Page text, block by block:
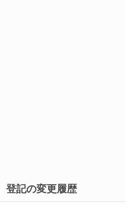
登記の変更履歴